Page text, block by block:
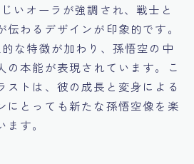
いオーラが強調され、戦士と
伝わるデザインが印象的です。
な特徴が加わり、孫悟空の中
の本能が表現されています。こ
ストは、彼の成長と変身による
にとっても新たな孫悟空像を楽
す。